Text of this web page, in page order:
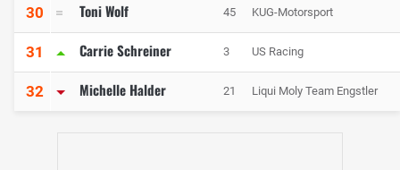
30 Toni Wolf 45 KUG-Motorsport
31 Carrie Schreiner 3 US Racing
32 Michelle Halder 21 Liqui Moly Team Engstler